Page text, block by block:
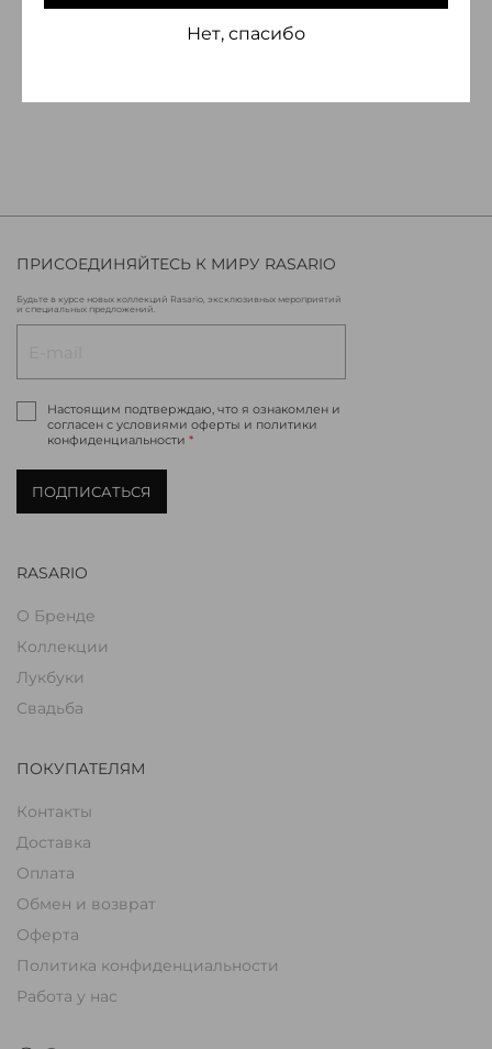
RASARIO
О Бренде
Коллекции
Лукбуки
Свадьба
ПОКУПАТЕЛЯМ
Контакты
Доставка
Оплата
Обмен и возврат
Оферта
Политика конфиденциальности
Работа у нас
ПРИСОЕДИНЯЙТЕСЬ К МИРУ RASARIO
Будьте в курсе новых коллекций Rasario, эксклюзивных мероприятий
и специальных предложений.
Настоящим подтверждаю, что я ознакомлен и
согласен с условиями оферты и политики
конфиденциальности *
ПОДПИСАТЬСЯ
Нет, спасибо